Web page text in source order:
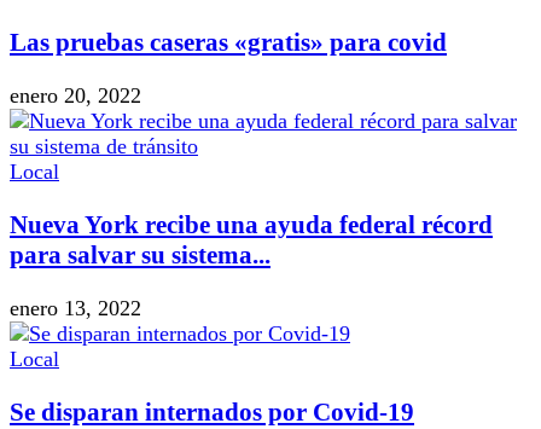
Las pruebas caseras «gratis» para covid
enero 20, 2022
Local
Nueva York recibe una ayuda federal récord
para salvar su sistema...
enero 13, 2022
Local
Se disparan internados por Covid-19